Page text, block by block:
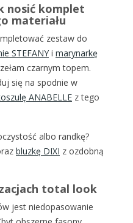
nosić komplet
materiału
zestaw do
STEFANY i marynarkę
czarnym topem.
się na spodnie w
ANABELLE z tego
albo randkę?
bluzkę DIXI z ozdobną
total look
jest niedopasowanie